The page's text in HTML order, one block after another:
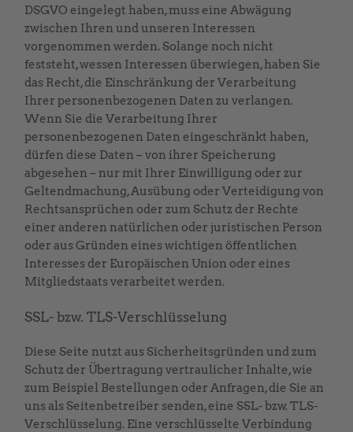
DSGVO eingelegt haben, muss eine Abwägung
zwischen Ihren und unseren Interessen
vorgenommen werden. Solange noch nicht
feststeht, wessen Interessen überwiegen, haben Sie
das Recht, die Einschränkung der Verarbeitung
Ihrer personenbezogenen Daten zu verlangen.
Wenn Sie die Verarbeitung Ihrer
personenbezogenen Daten eingeschränkt haben,
dürfen diese Daten – von ihrer Speicherung
abgesehen – nur mit Ihrer Einwilligung oder zur
Geltendmachung, Ausübung oder Verteidigung von
Rechtsansprüchen oder zum Schutz der Rechte
einer anderen natürlichen oder juristischen Person
oder aus Gründen eines wichtigen öffentlichen
Interesses der Europäischen Union oder eines
Mitgliedstaats verarbeitet werden.
SSL- bzw. TLS-Verschlüsselung
Diese Seite nutzt aus Sicherheitsgründen und zum
Schutz der Übertragung vertraulicher Inhalte, wie
zum Beispiel Bestellungen oder Anfragen, die Sie an
uns als Seitenbetreiber senden, eine SSL- bzw. TLS-
Verschlüsselung. Eine verschlüsselte Verbindung